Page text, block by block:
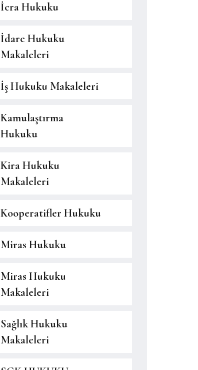
İcra Hukuku
İdare Hukuku
Makaleleri
İş Hukuku Makaleleri
Kamulaştırma
Hukuku
Kira Hukuku
Makaleleri
Kooperatifler Hukuku
Miras Hukuku
Miras Hukuku
Makaleleri
Sağlık Hukuku
Makaleleri